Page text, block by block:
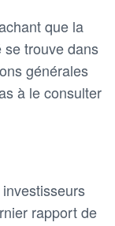
que la
se trouve dans
générales
à le consulter
rapport de